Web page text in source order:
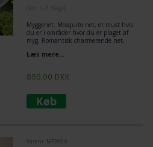
Myggenet. Mosquito net, et must hvis
du er i områder hvor du er plaget af
myg. Romantisk charmerende net,
livet. Stor mexicansk hængekøje med
Læs mere...
899,00 DKK
Varenr. MF393.0